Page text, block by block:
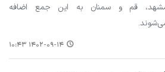
قم و سمنان به این جمع اضافه
۱۴۰۲-۰۹-۱۴ ۱۰:۴۳